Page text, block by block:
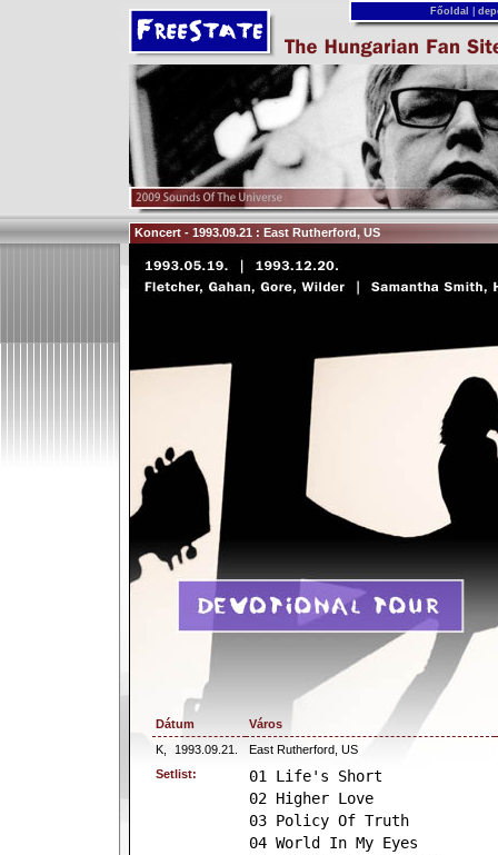
Főoldal
Koncert - 1993.09.21 : East Rutherford, US
Dátum
Város
K,
1993.09.21.
East Rutherford, US
Setlist:
01 Life's Short
02 Higher Love
03 Policy Of Truth
04 World In My Eyes